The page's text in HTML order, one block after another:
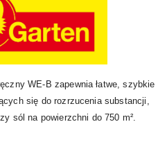
WE-B zapewnia łatwe, szybkie
się do rozrzucenia substancji,
sól na powierzchni do 750 m².